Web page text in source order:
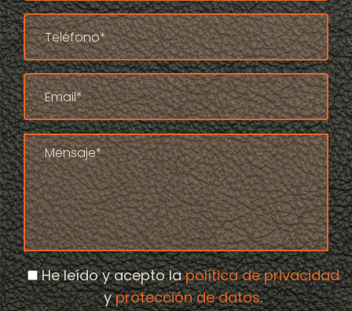
He leído y acepto lapolítica de privacidad
yprotección de datos.